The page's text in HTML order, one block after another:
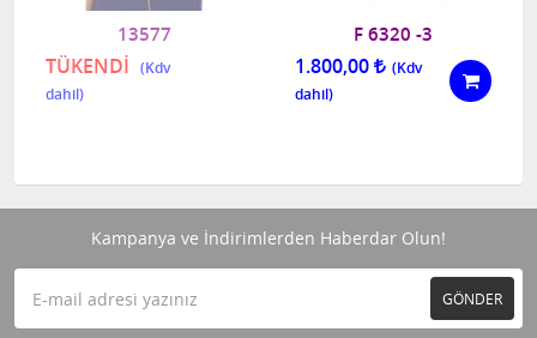
13577
TÜKENDİ
F 6320 -3
1.800,00
Kampanya ve İndirimlerden Haberdar Olun!
GÖNDER